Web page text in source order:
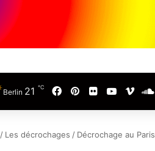
Berlin 21 ℃ Facebook
Pinterest
FlickrYouTube
/ Les décrochages / Décrochage au